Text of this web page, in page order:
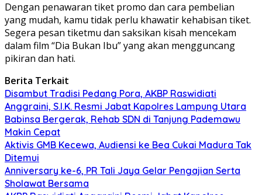
Dengan penawaran tiket promo dan cara pembelian
yang mudah, kamu tidak perlu khawatir kehabisan tiket.
Segera pesan tiketmu dan saksikan kisah mencekam
dalam film “Dia Bukan Ibu” yang akan mengguncang
pikiran dan hati.
Berita Terkait
Disambut Tradisi Pedang Pora, AKBP Raswidiati
Anggraini, S.I.K. Resmi Jabat Kapolres Lampung Utara
Babinsa Bergerak, Rehab SDN di Tanjung Pademawu
Makin Cepat
Aktivis GMB Kecewa, Audiensi ke Bea Cukai Madura Tak
Ditemui
Anniversary ke-6, PR Tali Jaya Gelar Pengajian Serta
Sholawat Bersama